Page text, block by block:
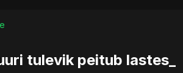
tulevik peitub lastes_